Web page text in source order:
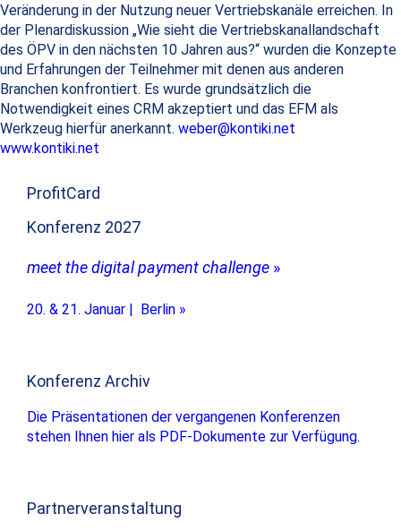
Veränderung in der Nutzung neuer Vertriebskanäle erreichen. In
der Plenardiskussion „Wie sieht die Vertriebskanallandschaft
des ÖPV in den nächsten 10 Jahren aus?“ wurden die Konzepte
und Erfahrungen der Teilnehmer mit denen aus anderen
Branchen konfrontiert. Es wurde grundsätzlich die
Notwendigkeit eines CRM akzeptiert und das EFM als
Werkzeug hierfür anerkannt. weber@kontiki.net
www.kontiki.net
ProfitCard
Konferenz 2027
meet the digital payment challenge »
20. & 21. Januar | Berlin »
Konferenz Archiv
Die Präsentationen der vergangenen Konferenzen
stehen Ihnen hier als PDF-Dokumente zur Verfügung.
Partnerveranstaltung